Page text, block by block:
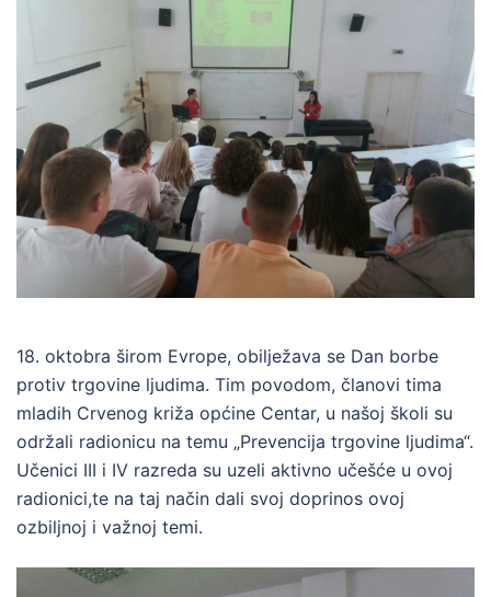
18. oktobra širom Evrope, obilježava se Dan borbe
protiv trgovine ljudima. Tim povodom, članovi tima
mladih Crvenog križa općine Centar, u našoj školi su
održali radionicu na temu „Prevencija trgovine ljudima“.
Učenici III i IV razreda su uzeli aktivno učešće u ovoj
radionici,te na taj način dali svoj doprinos ovoj
ozbiljnoj i važnoj temi.